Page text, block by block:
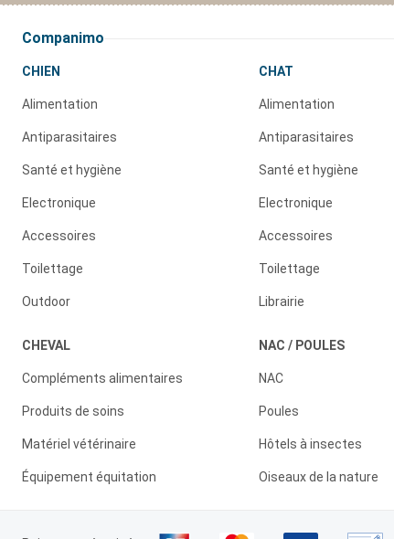
Companimo
CHIEN
Alimentation
Antiparasitaires
Santé et hygiène
Electronique
Accessoires
Toilettage
Outdoor
CHEVAL
Compléments alimentaires
Produits de soins
Matériel vétérinaire
Équipement équitation
CHAT
Alimentation
Antiparasitaires
Santé et hygiène
Electronique
Accessoires
Toilettage
Librairie
NAC / POULES
NAC
Poules
Hôtels à insectes
Oiseaux de la nature